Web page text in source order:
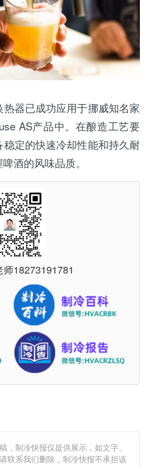
器已成功应用于挪威知名家
AS产品中。在酿造工艺要
定的快速冷却性能和持久耐
酒的风味品质。
师18273191781
，制冷快报仅提供展示，如文字、
联系我们删除，制冷快报不承担该